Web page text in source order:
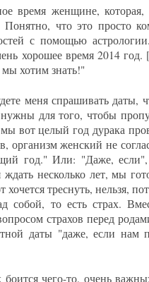
время женщине, которая,
что это просто
с помощью
хорошее время 2014 год.
хотим знать!"
меня спрашивать даты,
для того, чтобы
вот целый год дурака
женский не
год." Или: "Даже,
несколько лет, мы
треснуть, нельзя,
собой, то есть страх.
страхов перед
даты "даже, если нам
боится чего-то, очень